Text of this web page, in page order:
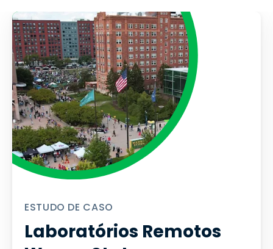
ESTUDO DE CASO
Laboratórios Remotos